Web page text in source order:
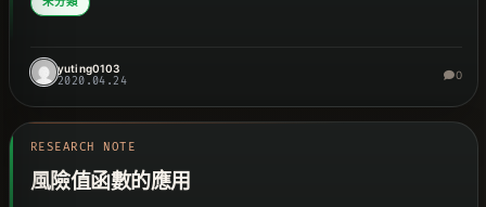
yuting0103
2020.04.24
0
RESEARCH NOTE
風險值函數的應用